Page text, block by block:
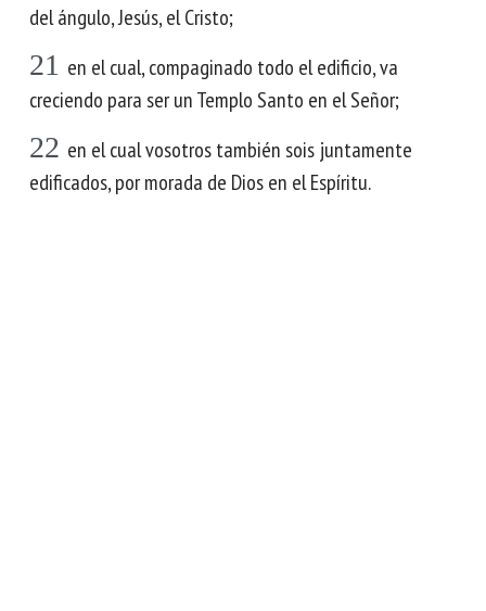
del ángulo, Jesús, el Cristo;
21 en el cual, compaginado todo el edificio, va
creciendo para ser un Templo Santo en el Señor;
22 en el cual vosotros también sois juntamente
edificados, por morada de Dios en el Espíritu.